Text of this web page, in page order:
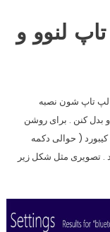
لنوو و
لپ تاپ شون نصبه
بدل کنن . برای روشن